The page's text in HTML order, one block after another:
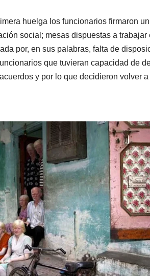
huelga los funcionarios firmaron
social; mesas dispuestas a
por, en sus palabras, falta de
que tuvieran capacidad de
y por lo que decidieron volver